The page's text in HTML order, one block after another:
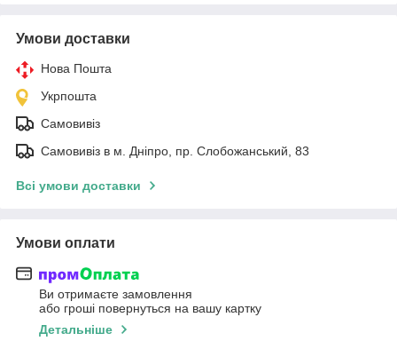
Умови доставки
Нова Пошта
Укрпошта
Самовивіз
Самовивіз в м. Дніпро, пр. Слобожанський, 83
Всі умови доставки
Умови оплати
Ви отримаєте замовлення
або гроші повернуться на вашу картку
Детальніше